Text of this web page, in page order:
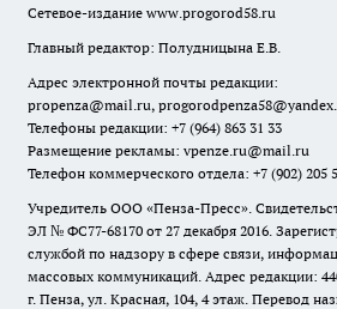
Сетевое-издание www.progorod58.ru
Главный редактор: Полудницына Е.В.
Адрес электронной почты редакции:
propenza@mail.ru,
Телефоны редакции: +7 (964) 863 31 33
Размещение рекламы: vpenze.ru@mail.ru
Телефон коммерческого отдела: +7 (902) 205
Учредитель ООО «Пенза-Пресс».
ЭЛ № ФС77-68170 от 27 декабря 2016.
службой по надзору в сфере связи,
массовых коммуникаций. Адрес редакции:
г. Пенза, ул. Красная, 104, 4 этаж. Перевод